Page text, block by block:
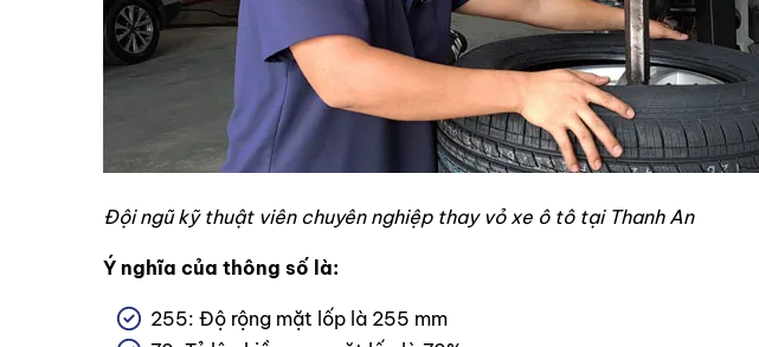
Đội ngũ kỹ thuật viên chuyên nghiệp thay vỏ xe ô tô tại Thanh An
Ý nghĩa của thông số là:
255: Độ rộng mặt lốp là 255 mm